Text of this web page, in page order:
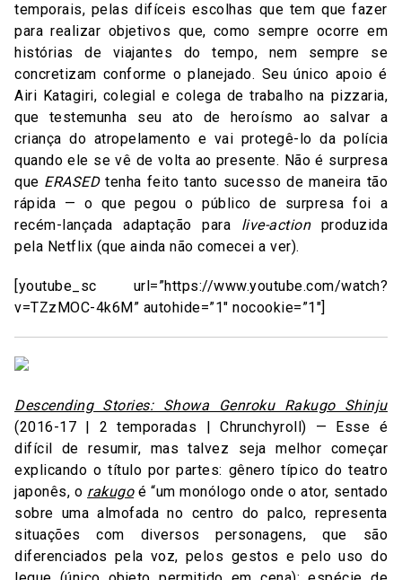
temporais, pelas difíceis escolhas que tem que fazer
para realizar objetivos que, como sempre ocorre em
histórias de viajantes do tempo, nem sempre se
concretizam conforme o planejado. Seu único apoio é
Airi Katagiri, colegial e colega de trabalho na pizzaria,
que testemunha seu ato de heroísmo ao salvar a
criança do atropelamento e vai protegê-lo da polícia
quando ele se vê de volta ao presente. Não é surpresa
que ERASEDtenha feito tanto sucesso de maneira tão
rápida — o que pegou o público de surpresa foi a
recém-lançada adaptação para live-actionproduzida
pela Netflix (que ainda não comecei a ver).
[youtube_sc url=”https://www.youtube.com/watch?
v=TZzMOC-4k6M” autohide=”1″ nocookie=”1″]
Descending Stories: Showa Genroku Rakugo Shinju
(2016-17 | 2 temporadas | Chrunchyroll) — Esse é
difícil de resumir, mas talvez seja melhor começar
explicando o título por partes: gênero típico do teatro
japonês, o rakugoé “um monólogo onde o ator, sentado
sobre uma almofada no centro do palco, representa
situações com diversos personagens, que são
diferenciados pela voz, pelos gestos e pelo uso do